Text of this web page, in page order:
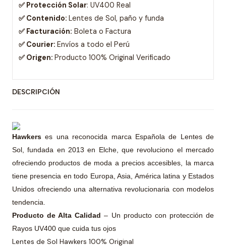
✅ Protección Solar: UV400 Real
✅ Contenido: Lentes de Sol, paño y funda
✅ Facturación: Boleta o Factura
✅ Courier: Envíos a todo el Perú
✅ Origen: Producto 100% Original Verificado
DESCRIPCIÓN
Hawkerses una reconocida marca Española de Lentes de
Sol, fundada en 2013 en Elche, que revoluciono el mercado
ofreciendo productos de moda a precios accesibles, la marca
tiene presencia en todo Europa, Asia, América latina y Estados
Unidos ofreciendo una alternativa revolucionaria con modelos
tendencia.
Producto de Alta Calidad– Un producto con protección de
Rayos UV400 que cuida tus ojos
Lentes de Sol Hawkers 100% Original